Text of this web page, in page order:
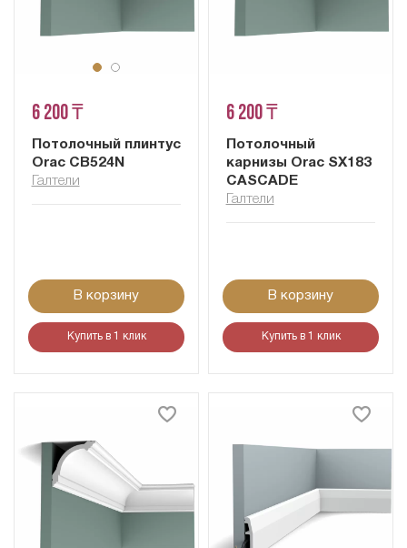
6 200 ₸
Потолочный плинтус
Orac CB524N
Галтели
В корзину
Купить в 1 клик
6 200 ₸
Потолочный
карнизы Orac SX183
CASCADE
Галтели
В корзину
Купить в 1 клик